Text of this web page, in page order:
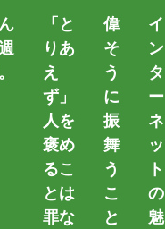
「と
りあ
え
ず」
人を
褒め
るこ
とは
罪な
偉
そ
う
に
振
舞
う
こ
と
イ
ン
タ
ー
ネ
ッ
ト
の
魅